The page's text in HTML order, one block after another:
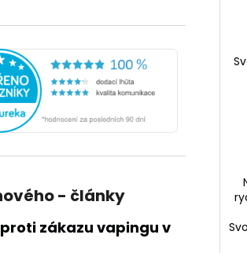
- články
zákazu vapingu v